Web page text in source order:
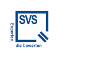
Skip
to